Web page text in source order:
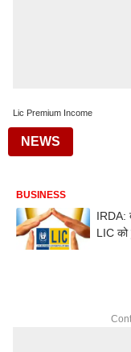
Lic Premium Income
NEWS
BUSINESS
IRDA:
LIC को